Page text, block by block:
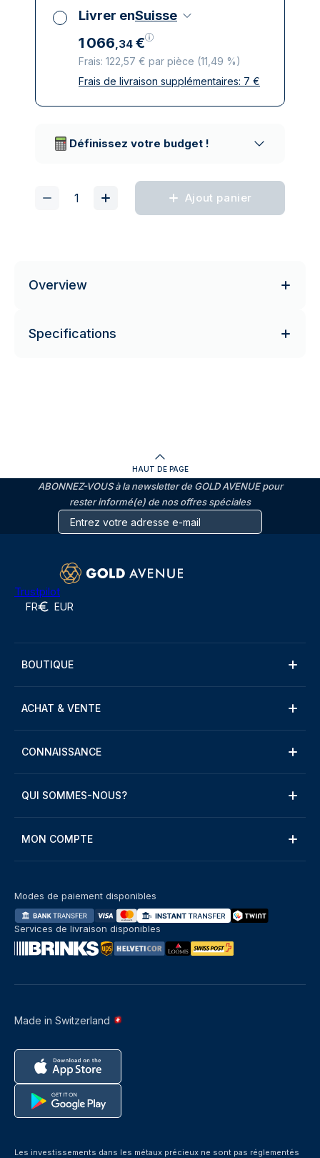
Livrer enSuisse
1 066,34 €
Frais: 122,57 € par pièce (11,49 %)
Toutes taxes comprises
Frais de livraison supplémentaires: 7 €
Définissez votre budget !
Ajout panier
Overview
Specifications
HAUT DE PAGE
ABONNEZ-VOUS à la newsletter de GOLD AVENUE pour
rester informé(e) de nos offres spéciales
Trustpilot
FR EUR
BOUTIQUE
ACHAT & VENTE
CONNAISSANCE
QUI SOMMES-NOUS?
MON COMPTE
Made in Switzerland
Modes de paiement disponibles
Services de livraison disponibles
Les investissements dans les métaux précieux ne sont pas réglementés